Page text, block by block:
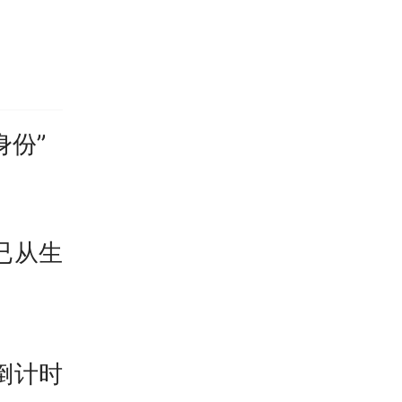
办
据
类
。
机
场
条
份”
从生
计时